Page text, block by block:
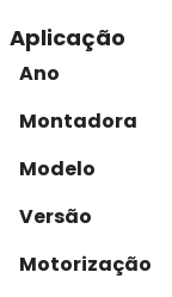
Aplicação
Ano
Montadora
Modelo
Versão
Motorização